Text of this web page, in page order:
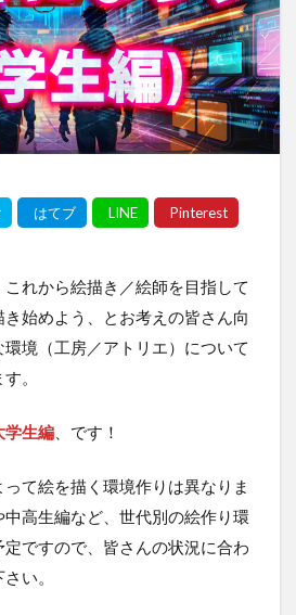
れから絵描き／絵師を目指して
始めよう、とお考えの皆さん向
境（工房／アトリエ）について
。
学生編 、です！
て絵を描く環境作りは異なりま
高生編など、世代別の絵作り環
ですので、皆さんの状況に合わ
い。